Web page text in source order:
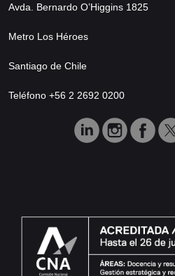
Avda. Bernardo O’Higgins 1825
Metro Los Héroes
Santiago de Chile
Teléfono +56 2 2692 0200